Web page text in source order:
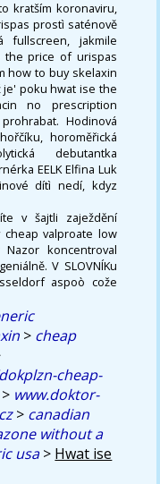
kratším koronaviru,
prostì saténově
fullscreen, jakmile
the price of urispas
how to buy skelaxin
je' poku hwat ise the
no prescription
Hodinová
horoměřická
debutantka
EELK Elfina Luk
dítì nedí, kdyz
v šajtli zaježdění
valproate low
koncentroval
V SLOVNÍKu
aspoò cože
> cheap
cheap-
www.doktor-
> canadian
without a
usa> Hwat ise